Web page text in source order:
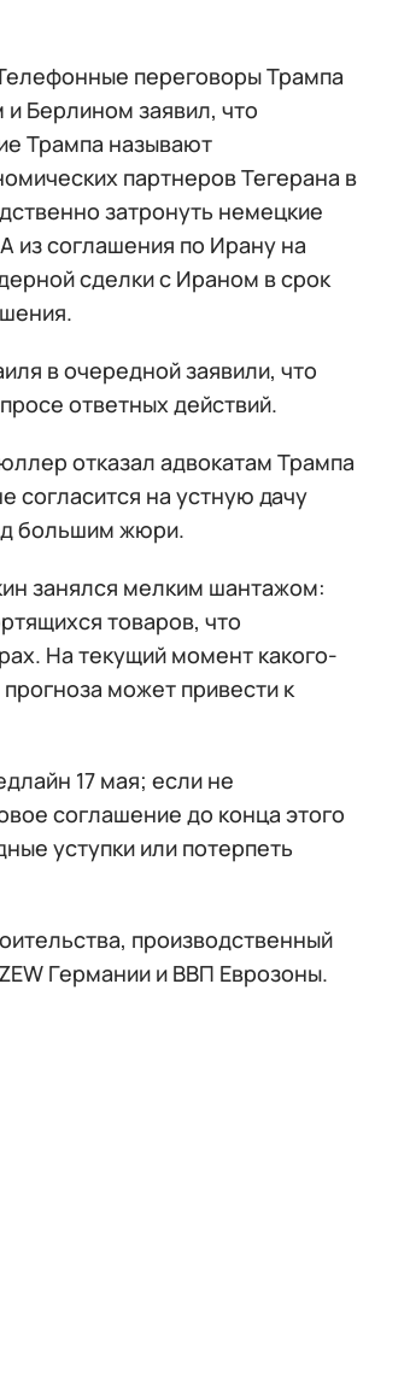
переговоры Трампа
Берлином заявил, что
Трампа называют
партнеров Тегерана в
затронуть немецкие
соглашения по Ирану на
сделки с Ираном в срок
в очередной заявили, что
ответных действий.
отказал адвокатам Трампа
согласится на устную дачу
большим жюри.
занялся мелким шантажом:
товаров, что
На текущий момент какого-
может привести к
17 мая; если не
соглашение до конца этого
уступки или потерпеть
производственный
Германии и ВВП Еврозоны.